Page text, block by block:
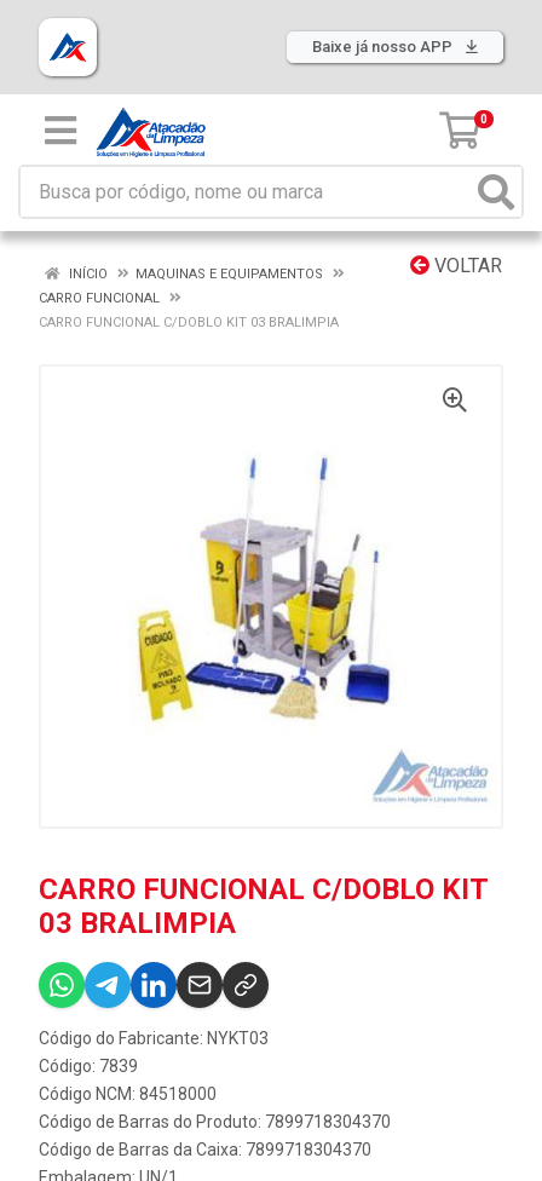
Baixe já nosso APP
0
VOLTAR
INÍCIO
MAQUINAS E EQUIPAMENTOS
CARRO FUNCIONAL
CARRO FUNCIONAL C/DOBLO KIT 03 BRALIMPIA
CARRO FUNCIONAL C/DOBLO KIT
03 BRALIMPIA
Código do Fabricante: NYKT03
Código: 7839
Código NCM: 84518000
Código de Barras do Produto: 7899718304370
Código de Barras da Caixa: 7899718304370